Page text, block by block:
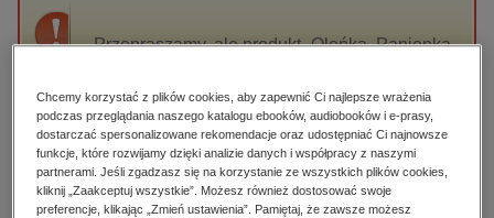
darmowe wydania
edukacja
hobby, sport, rozrywka
komputery, internet, technologie, informatyka
Przepraszamy, ale produkt „Oleńka. Panienka
High-contrast mode
Polecane
Chcemy korzystać z plików cookies, aby zapewnić Ci najlepsze wrażenia
podczas przeglądania naszego katalogu ebooków, audiobooków i e-prasy,
dostarczać spersonalizowane rekomendacje oraz udostępniać Ci najnowsze
funkcje, które rozwijamy dzięki analizie danych i współpracy z naszymi
partnerami. Jeśli zgadzasz się na korzystanie ze wszystkich plików cookies,
kliknij „Zaakceptuj wszystkie”. Możesz również dostosować swoje
preferencje, klikając „Zmień ustawienia”. Pamiętaj, że zawsze możesz